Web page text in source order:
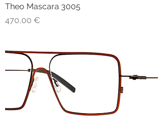
Theo Mascara 3005
Prezzo
470,00 €